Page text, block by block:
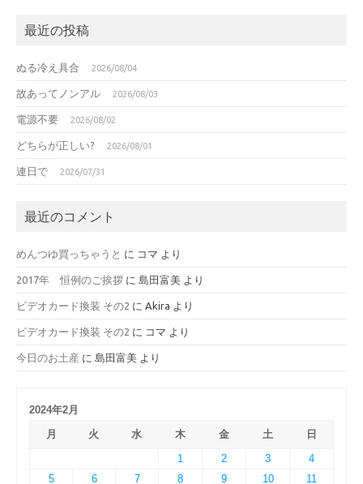
最近の投稿
ぬる冷え具合 2026/08/04
故あってノンアル 2026/08/03
電源不要 2026/08/02
どちらが正しい? 2026/08/01
連日で 2026/07/31
最近のコメント
めんつゆ買っちゃうと に コマ より
2017年 恒例のご挨拶 に 島田富美 より
ビデオカード換装 その2 に Akira より
ビデオカード換装 その2 に コマ より
今日のお土産 に 島田富美 より
2024年2月
月
火 水 木 金 土
日
1
2 3
4
5
6 7 8 9 10
11